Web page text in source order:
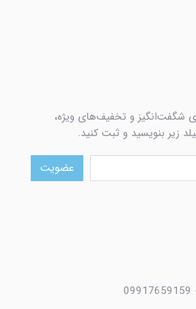
شگفت‌انگیز و تخفیف‌های ویژه،
زیر بنویسید و ثبت کنید.
عضویت